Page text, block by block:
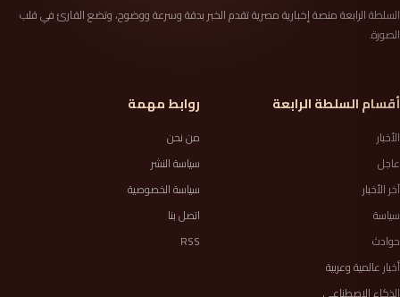
السلطة الرابعة منصة إخبارية مصرية تقدم الخبر بدقة وسرعة ووضوح، وتضع القارئ في قلب
الصورة.
أقسام السلطة الرابعة
الأخبار
عاجل
آخر الأخبار
سياسة
حوادث
أخبار عالمية وعربية
الذكاء الاصطناعي
روابط مهمة
من نحن
سياسة النشر
سياسة الخصوصية
اتصل بنا
RSS